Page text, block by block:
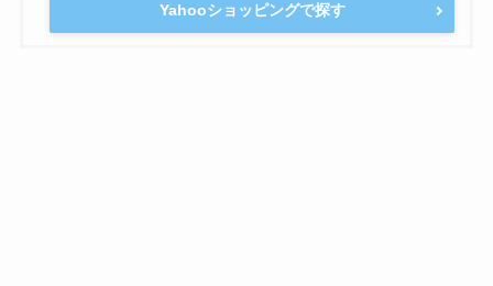
Yahooショッピングで探す